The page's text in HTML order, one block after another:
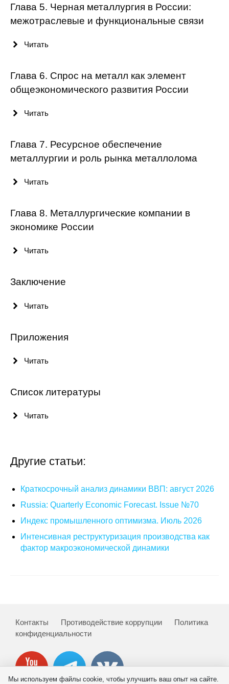
Кафедра МФТИ
Об аспирантуре
Нормативные документы
Диссертационный совет
Материалы
Контакты
Глава 5. Черная металлургия в России:
межотраслевые и функциональные связи
Читать
Глава 6. Спрос на металл как элемент
общеэкономического развития России
Читать
Глава 7. Ресурсное обеспечение
металлургии и роль рынка металлолома
Читать
Глава 8. Металлургические компании в
экономике России
Читать
Заключение
Читать
Приложения
Читать
Список литературы
Читать
Другие статьи:
Краткосрочный анализ динамики ВВП: август 2026
Russia: Quarterly Economic Forecast. Issue №70
Индекс промышленного оптимизма. Июль 2026
Интенсивная реструктуризация производства как
фактор макроэкономической динамики
Контакты Противодействие коррупции
Политика
конфиденциальности
Мы используем файлы cookie, чтобы улучшить ваш опыт на сайте.